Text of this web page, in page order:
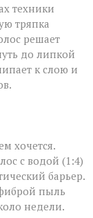
техники
тряпка
решает
до липкой
к слою и
хочется.
с водой (1:4)
барьер.
пыль
недели.